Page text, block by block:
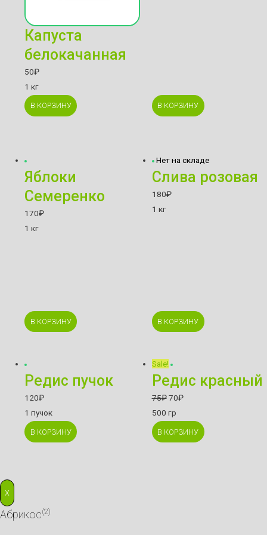
Капуста
белокачанная
50₽
1 кг
В КОРЗИНУ В КОРЗИНУ
Яблоки
Семеренко
170₽
1 кг
В КОРЗИНУ
Нет на складе
Слива розовая
180₽
1 кг
В КОРЗИНУ
Редис пучок
120₽
1 пучок
В КОРЗИНУ
Sale!
Редис красный
75₽ 70₽
500 гр
В КОРЗИНУ
X
Абрикос(2)